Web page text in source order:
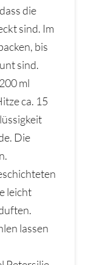
die
sind. Im
bis
sind.
ml
ca. 15
Die
leicht
lassen